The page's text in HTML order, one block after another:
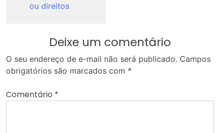
ou direitos
Deixe um comentário
O seu endereço de e-mail não será publicado. Campos
obrigatórios são marcados com *
Comentário *